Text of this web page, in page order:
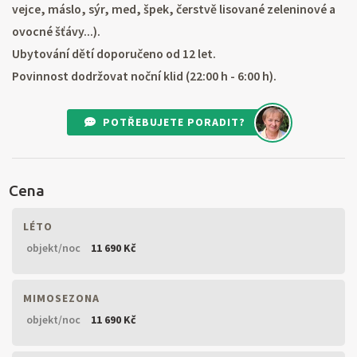
vejce, máslo, sýr, med, špek, čerstvě lisované zeleninové a
ovocné šťávy...).
Ubytování dětí doporučeno od 12 let.
Povinnost dodržovat noční klid (22:00 h - 6:00 h).
POTŘEBUJETE PORADIT?
Cena
LÉTO
objekt/noc
11 690 Kč
MIMOSEZONA
objekt/noc
11 690 Kč